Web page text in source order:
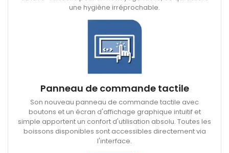
une hygiène irréprochable.
Panneau de commande tactile
Son nouveau panneau de commande tactile avec
boutons et un écran d'affichage graphique intuitif et
simple apportent un confort d'utilisation absolu. Toutes les
boissons disponibles sont accessibles directement via
l'interface.